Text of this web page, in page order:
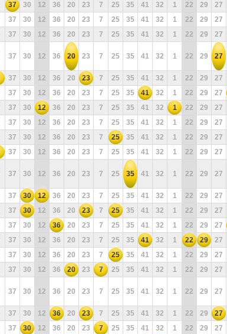
37 30 12 36 20 23 7 25 35 41 32 1 22 29 27
37 30 12 36 20 23 7 25 35 41 32 1 22 29 27
37 30 12 36 20 23 7 25 35 41 32 1 22 29 27
37 30 12 36 20 23 7 25 35 41 32 1 22 29 27
37 30 12 36 20 23 7 25 35 41 32 1 22 29 27
37 30 12 36 20 23 7 25 35 41 32 1 22 29 27
37 30 12 36 20 23 7 25 35 41 32 1 22 29 27
37 30 12 36 20 23 7 25 35 41 32 1 22 29 27
37 30 12 36 20 23 7 25 35 41 32 1 22 29 27
37 30 12 36 20 23 7 25 35 41 32 1 22 29 27
37 30 12 36 20 23 7 25 35 41 32 1 22 29 27
37 30 12 36 20 23 7 25 35 41 32 1 22 29 27
37 30 12 36 20 23 7 25 35 41 32 1 22 29 27
37 30 12 36 20 23 7 25 35 41 32 1 22 29 27
37 30 12 36 20 23 7 25 35 41 32 1 22 29 27
37 30 12 36 20 23 7 25 35 41 32 1 22 29 27
37 30 12 36 20 23 7 25 35 41 32 1 22 29 27
37 30 12 36 20 23 7 25 35 41 32 1 22 29 27
37 30 12 36 20 23 7 25 35 41 32 1 22 29 27
37 30 12 36 20 23 7 25 35 41 32 1 22 29 27